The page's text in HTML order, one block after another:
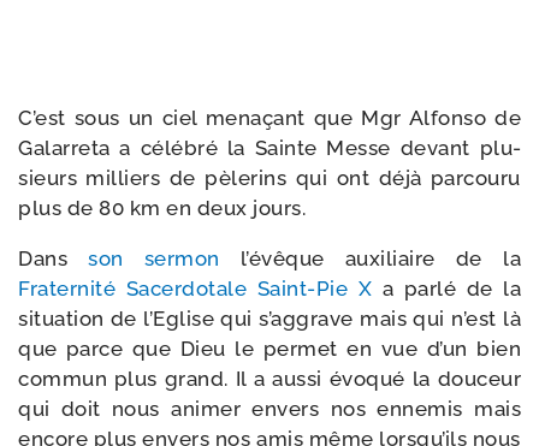
C’est sous un ciel mena­çant que Mgr Alfonso de
Galarreta a célé­bré la Sainte Messe devant plu­
sieurs mil­liers de pèle­rins qui ont déjà par­cou­ru
plus de 80 km en deux jours.
Dansson ser­mon l’é­vêque auxi­liaire de la
Fraternité Sacerdotale Saint-​Pie X a par­lé de la
situa­tion de l’Eglise qui s’ag­grave mais qui n’est là
que parce que Dieu le per­met en vue d’un bien
com­mun plus grand. Il a aus­si évo­qué la dou­ceur
qui doit nous ani­mer envers nos enne­mis mais
encore plus envers nos amis même lors­qu’ils nous